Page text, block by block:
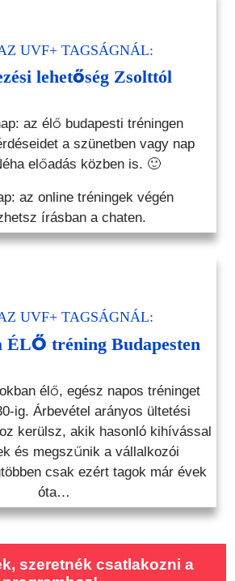
UVF+ TAGSÁGNÁL:
lehetőség Zsolttól
az élő budapesti tréningen
a szünetben vagy nap
előadás közben is. 🙂
az online tréningek végén
írásban a chaten.
UVF+ TAGSÁGNÁL:
ÉLŐ tréning Budapesten
élő, egész napos tréninget
ig. Árbevétel arányos ültetési
kerülsz, akik hasonló kihívással
és megszűnik a vállalkozói
csak ezért tagok már évek
óta…
szeretnék csatlakozni a